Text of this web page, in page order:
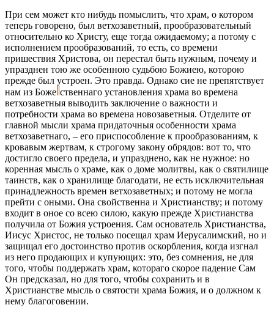
При сем может кто нибудь помыслить, что храм, о котором
теперь говорено, был ветхозаветный, прообразовательный
относительно ко Христу, еще тогда ожидаемому; а потому с
исполнением прообразований, то есть, со времени
пришествия Христова, он перестал быть нужным, почему и
упразднен тою же особенною судьбою Божиею, которою
прежде был устроен. Это правда. Однако сие не препятствует
нам из Боже ственнаго установления храма во времена
ветхозаветныя выводить заключение о важности и
потребности храма во времена новозаветныя. Отделите от
главной мысли храма придаточныя особенности храма
ветхозаветнаго, – его приспособление к прообразованиям, к
кровавым жертвам, к строгому закону обрядов: вот то, что
достигло своего предела, и упразднено, как не нужное: но
коренная мысль о храме, как о доме молитвы, как о святилище
таинств, как о хранилище благодати, не есть исключительная
принадлежность времен ветхозаветных; и потому не могла
прейти с оными. Она свойственна и Христианству; и потому
входит в оное со всею силою, какую прежде Христианства
получила от Божия устроения. Сам основатель Христианства,
Иисус Христос, не только посещал храм Иерусалимский, но и
защищал его достоинство против оскорбления, когда изгнал
из него продающих и купующих: это, без сомнения, не для
того, чтобы поддержать храм, котораго скорое падение Сам
Он предсказал, но для того, чтобы сохранить и в
Христианстве мысль о святости храма Божия, и о должном к
нему благоговении.